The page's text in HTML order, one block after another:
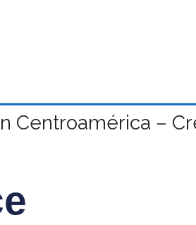
Centroamérica –